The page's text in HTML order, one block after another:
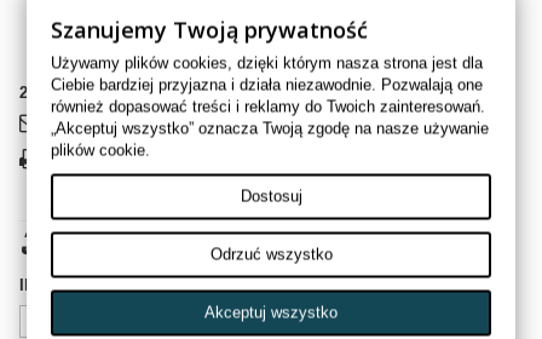
ALL BALLS OEM# 25-2077
2
Przedmioty
Wyślij do znajomego
Drukuj
369,00 złbrutto
Ilość
Szanujemy Twoją prywatność
Używamy plików cookies, dzięki którym nasza strona jest dla
Ciebie bardziej przyjazna i działa niezawodnie. Pozwalają one
również dopasować treści i reklamy do Twoich zainteresowań.
„Akceptuj wszystko” oznacza Twoją zgodę na nasze używanie
plików cookie.
Dostosuj
Odrzuć wszystko
Akceptuj wszystko